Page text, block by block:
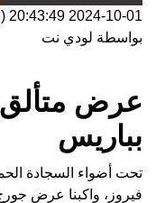
2024-10-01 20:43:49
بواسطة لودي نت
عرض
بباريس
تحت أضواء السجادة
فيروز، واكبنا عرض